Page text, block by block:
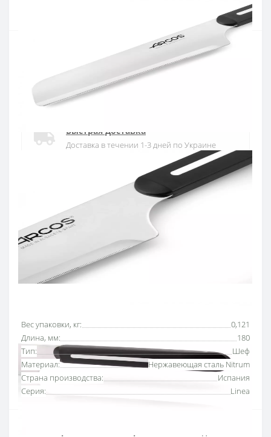
Вес упаковки, кг:
0,121
Длина, мм:
180
Тип:
Шеф
Материал:
Нержавеющая сталь Nitrum
Страна производства:
Испания
Серия:
Linea
Официальный дистрибьютор
Официальный дистрибьютор ARCOS в
Украине
Быстрая доставка
Доставка в течении 1-3 дней по Украине
Гарантия качества
10 лет гарантия на ножи
Покупай в кредит
Оплата частями или мгновенная рассрочка
от ПриватБанка